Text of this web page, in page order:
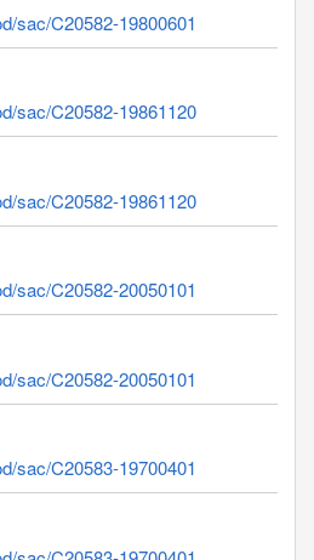
sac/C20582-19800601
sac/C20582-19861120
sac/C20582-19861120
sac/C20582-20050101
sac/C20582-20050101
sac/C20583-19700401